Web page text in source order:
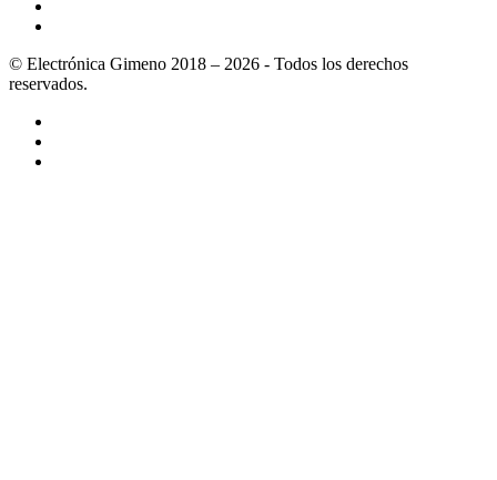
© Electrónica Gimeno 2018 – 2026 - Todos los derechos
reservados.